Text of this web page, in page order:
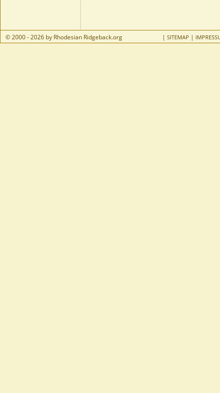
© 2000 - 2026 by Rhodesian Ridgeback.org | SITEMAP |